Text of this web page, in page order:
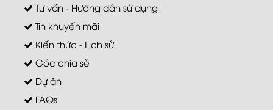
Tư vấn - Hướng dẫn sử dụng
Tin khuyến mãi
Kiến thức - Lịch sử
Góc chia sẻ
Dự án
FAQs